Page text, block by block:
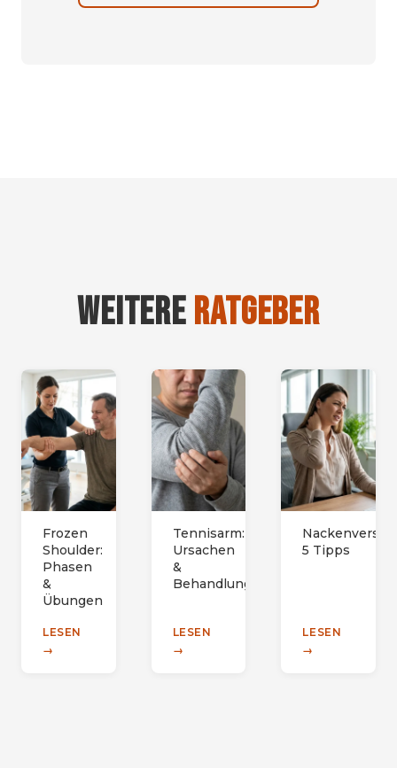
WEITERERATGEBER
Frozen
Shoulder:
Phasen
&
Übungen
LESEN
→
Tennisarm:
Ursachen
&
Behandlung
LESEN
→
5 Tipps
LESEN
→